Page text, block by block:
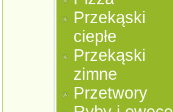
Przekąski
ciepłe
Przekąski
zimne
Przetwory